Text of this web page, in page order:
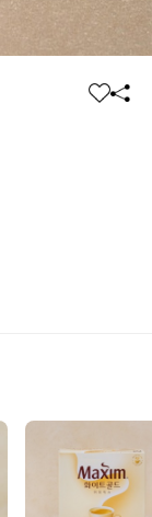
찜 공